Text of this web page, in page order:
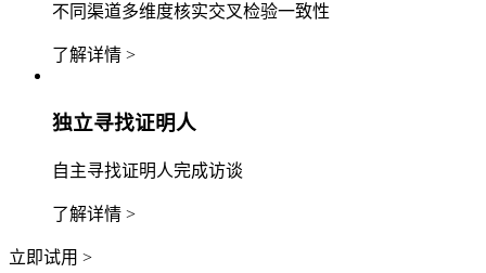
不同渠道多维度核实交叉检验一致性
了解详情 >
独立寻找证明人
自主寻找证明人完成访谈
了解详情 >
立即试用 >